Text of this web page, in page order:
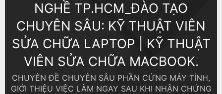
t
a
e
NGHỀ TP.HCM_ĐÀO TẠO
CHUYÊN SÂU: KỸ THUẬT VIÊN
SỬA CHỮA LAPTOP | KỸ THUẬT
VIÊN SỬA CHỮA MACBOOK.
CHUYÊN ĐỀ CHUYÊN SÂU PHẦN CỨNG MÁY TÍNH,
GIỚI THIỆU VIỆC LÀM NGAY SAU KHI NHẬN CHỨNG